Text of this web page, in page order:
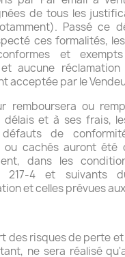
de tous les
Passé ce
ces formalités,
et
aucune
acceptée par le
remboursera ou
délais et à ses frais,
de
ou cachés auront été
dans les
217-4 et suivants
et celles prévues
des risques de perte
ne sera réalisé